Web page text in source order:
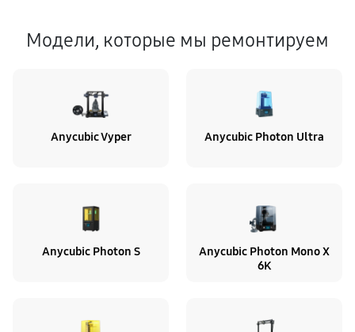
Модели, которые мы ремонтируем
Anycubic Vyper Anycubic Photon Ultra
Anycubic Photon S
Anycubic Photon Mono X
6K